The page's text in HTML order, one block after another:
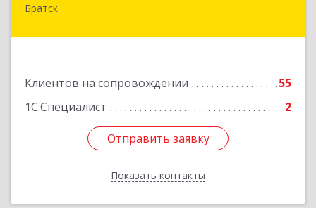
Братск
Клиентов на сопровождении
55
1С:Специалист
2
Отправить заявку
Показать контакты
Отправить заявку
Назад